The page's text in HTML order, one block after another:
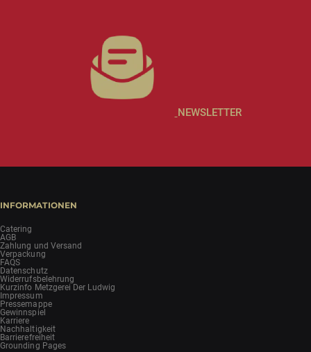
NEWSLETTER
INFORMATIONEN
Catering
AGB
Zahlung und Versand
Verpackung
FAQS
Datenschutz
Widerrufsbelehrung
Kurzinfo Metzgerei Der Ludwig
Impressum
Pressemappe
Gewinnspiel
Karriere
Nachhaltigkeit
Barrierefreiheit
Grounding Pages